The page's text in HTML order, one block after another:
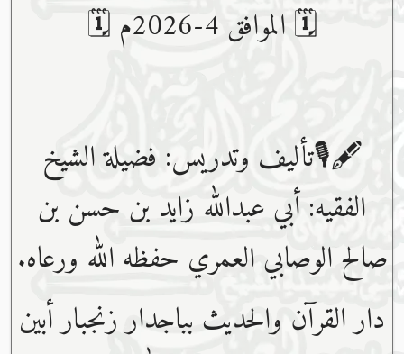
🗓 الموافق 4-2026م 🗓
🖋🎙تأليف وتدريس: فضيلة الشيخ
الفقيه: أبي عبدﷲ زايد بن حسن بن
صالح الوصابي العمري حفظه ﷲ ورعاه.
دار القرآن والحديث بباجدار زنجبار أبين